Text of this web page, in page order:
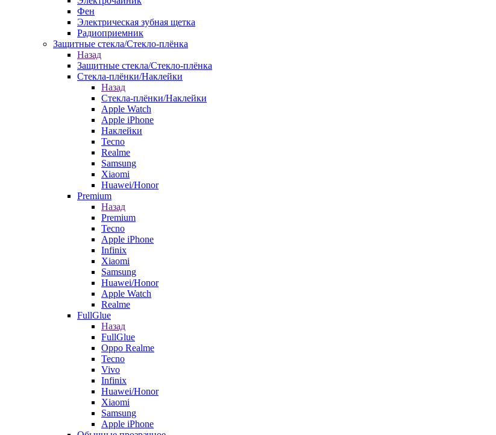
Фен
Электрическая зубная щетка
Радиоприемник
Защитные стекла/Стекло-плёнка
Назад
Защитные стекла/Стекло-плёнка
Стекла-плёнки/Наклейки
Назад
Стекла-плёнки/Наклейки
Apple Watch
Apple iPhone
Наклейки
Tecno
Realme
Samsung
Xiaomi
Huawei/Honor
Premium
Назад
Premium
Tecno
Apple iPhone
Infinix
Xiaomi
Samsung
Huawei/Honor
Apple Watch
Realme
FullGlue
Назад
FullGlue
Oppo Realme
Tecno
Vivo
Infinix
Huawei/Honor
Xiaomi
Samsung
Apple iPhone